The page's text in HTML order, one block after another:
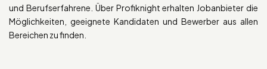
und Berufserfahrene. Über Profiknight erhalten Jobanbieter die
Möglichkeiten, geeignete Kandidaten und Bewerber aus allen
Bereichen zu finden.